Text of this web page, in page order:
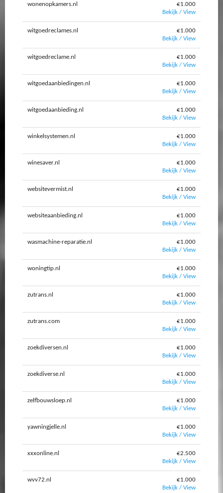
wonenopkamers.nl
€1.000
Bekijk / View
witgoedreclames.nl
€1.000
Bekijk / View
witgoedreclame.nl
€1.000
Bekijk / View
witgoedaanbiedingen.nl
€1.000
Bekijk / View
witgoedaanbieding.nl
€1.000
Bekijk / View
winkelsystemen.nl
€1.000
Bekijk / View
winesaver.nl
€1.000
Bekijk / View
websitevermist.nl
€1.000
Bekijk / View
websiteaanbieding.nl
€1.000
Bekijk / View
wasmachine-reparatie.nl
€1.000
Bekijk / View
woningtip.nl
€1.000
Bekijk / View
zutrans.nl
€1.000
Bekijk / View
zutrans.com
€1.000
Bekijk / View
zoekdiversen.nl
€1.000
Bekijk / View
zoekdiverse.nl
€1.000
Bekijk / View
zelfbouwsloep.nl
€1.000
Bekijk / View
yawningjelle.nl
€1.000
Bekijk / View
xxxonline.nl
€2.500
Bekijk / View
wvv72.nl
€1.000
Bekijk / View